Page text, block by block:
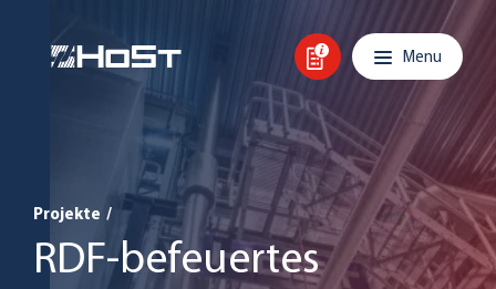
Main navigation
Menu
Projekte /
RDF-befeuertes